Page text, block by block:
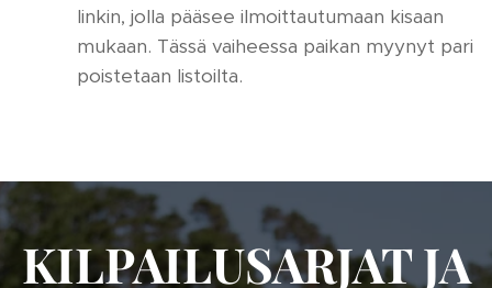
linkin, jolla pääsee ilmoittautumaan kisaan
mukaan. Tässä vaiheessa paikan myynyt pari
poistetaan listoilta.
KILPAILUSARJAT JA